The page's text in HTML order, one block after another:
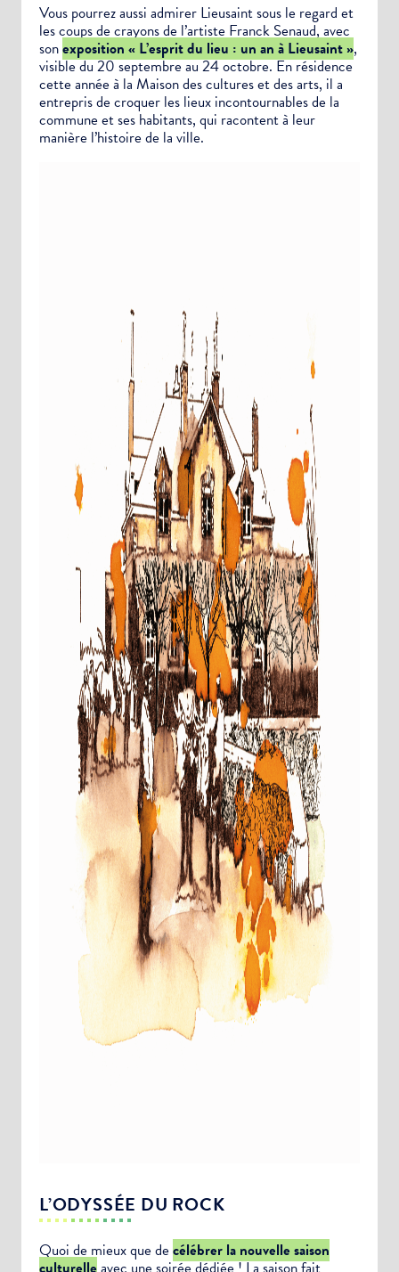
Vous pourrez aussi admirer Lieusaint sous le regard et
les coups de crayons de l’artiste Franck Senaud, avec
sonexposition « L’esprit du lieu : un an à Lieusaint »,
visible du 20 septembre au 24 octobre. En résidence
cette année à la Maison des cultures et des arts, il a
entrepris de croquer les lieux incontournables de la
commune et ses habitants, qui racontent à leur
manière l’histoire de la ville.
L’ODYSSÉE DU ROCK
Quoi de mieux que de célébrer la nouvelle saison